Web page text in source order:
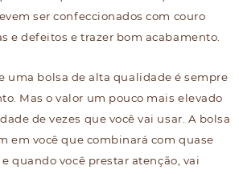
ser confeccionados com couro
e defeitos e trazer bom acabamento.
uma bolsa de alta qualidade é sempre
Mas o valor um pouco mais elevado
de vezes que você vai usar. A bolsa
em você que combinará com quase
quando você prestar atenção, vai